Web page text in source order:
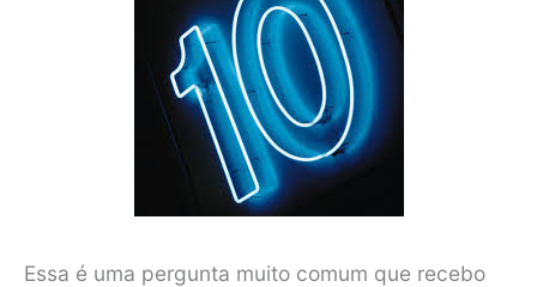
Essa é uma pergunta muito comum que recebo